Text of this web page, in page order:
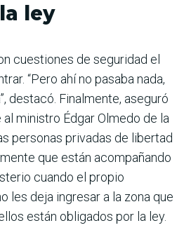
ley
cuestiones de seguridad el
“Pero ahí no pasaba nada,
destacó. Finalmente, aseguró
ministro Édgar Olmedo de la
personas privadas de libertad
que están acompañando
cuando el propio
les deja ingresar a la zona que
están obligados por la ley.